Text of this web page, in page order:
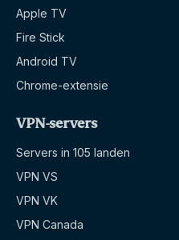
Apple TV
Fire Stick
Android TV
Chrome-extensie
VPN-servers
Servers in 105 landen
VPN VS
VPN VK
VPN Canada